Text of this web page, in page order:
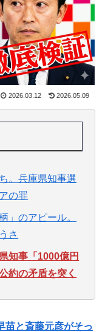
2026.03.12 2026.05.09
。兵庫県知事選
の罪
」のアピール。
さ
知事「1000億円
約の矛盾を突く
苗と斎藤元彦がそっ